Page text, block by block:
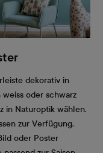
dekorativ in
oder schwarz
in Naturoptik wählen.
zur Verfügung.
oder Poster